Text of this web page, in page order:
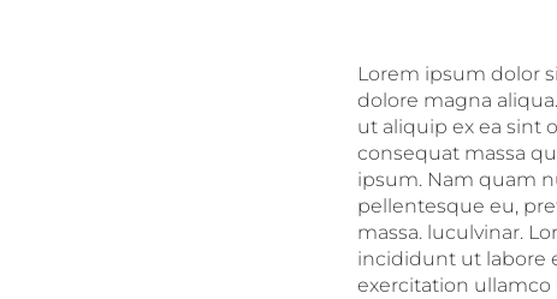
Lorem ipsum dolor
dolore magna
ut aliquip ex ea sint
consequat massa
ipsum. Nam quam
pellentesque eu,
massa. luculvinar.
incididunt ut labore
exercitation ullamco